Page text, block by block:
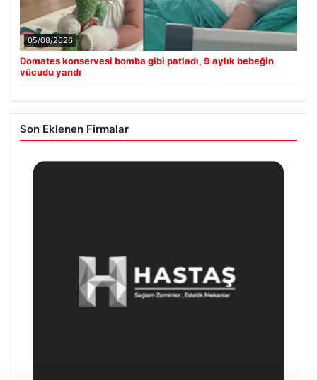
05/08/2026
Domates konservesi bomba gibi patladı, 9 aylık bebeğin
vücudu yandı
Son Eklenen Firmalar